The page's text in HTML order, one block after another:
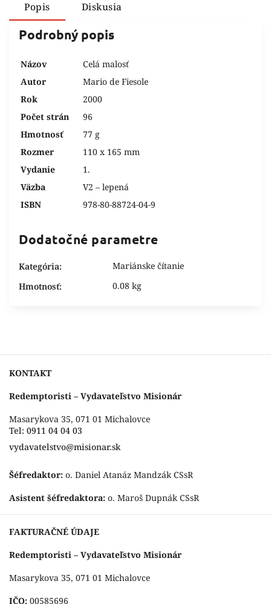
Popis Diskusia
Podrobný popis
Názov
Celá malosť
Autor
Mario de Fiesole
Rok
2000
Počet strán
96
Hmotnosť
77 g
Rozmer
110 x 165 mm
Vydanie
1.
Väzba
V2 – lepená
ISBN
978-80-88724-04-9
Dodatočné parametre
Kategória:
Mariánske čítanie
Hmotnosť: 0.08 kg
KONTAKT
Redemptoristi – Vydavateľstvo Misionár
Masarykova 35, 071 01 Michalovce
Tel: 0911 04 04 03
vydavatelstvo@misionar.sk
Šéfredaktor: o. Daniel Atanáz Mandzák CSsR
Asistent šéfredaktora: o. Maroš Dupnák CSsR
FAKTURAČNÉ ÚDAJE
Redemptoristi – Vydavateľstvo Misionár
Masarykova 35, 071 01 Michalovce
IČO: 00585696